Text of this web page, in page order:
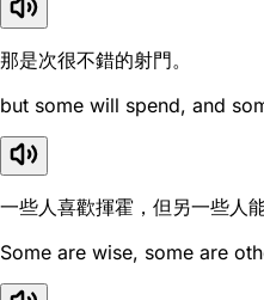
那是次很不錯的射門。
but some will spend, and
一些人喜歡揮霍，但另一些人能
Some are wise, some are